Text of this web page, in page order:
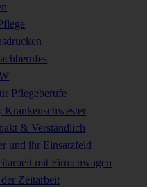
Pflegeberufe
Krankenschwester
& Verständlich
und ihr Einsatzfeld
mit Firmenwagen
Zeitarbeit